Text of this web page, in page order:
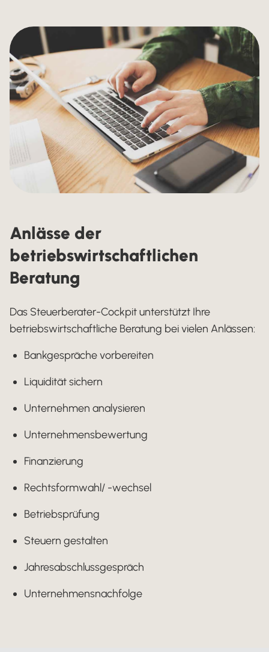
Anlässe der
betriebswirtschaftlichen
Beratung
Das Steuerberater-Cockpit unterstützt Ihre
betriebswirtschaftliche Beratung bei vielen Anlässen:
Bankgespräche vorbereiten
Liquidität sichern
Unternehmen analysieren
Unternehmensbewertung
Finanzierung
Rechtsformwahl/ -wechsel
Betriebsprüfung
Steuern gestalten
Jahresabschlussgespräch
Unternehmensnachfolge